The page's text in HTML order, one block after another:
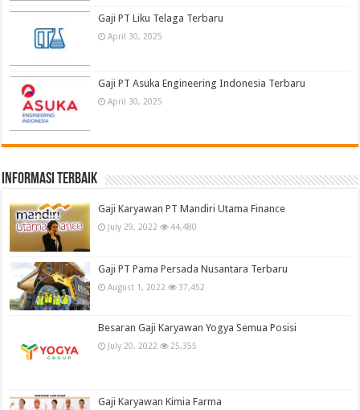
Gaji PT Liku Telaga Terbaru
April 30, 2025
Gaji PT Asuka Engineering Indonesia Terbaru
April 30, 2025
informasi terbaik
Gaji Karyawan PT Mandiri Utama Finance
July 29, 2022 44,480
Gaji PT Pama Persada Nusantara Terbaru
August 1, 2022 37,452
Besaran Gaji Karyawan Yogya Semua Posisi
July 20, 2022 25,355
Gaji Karyawan Kimia Farma